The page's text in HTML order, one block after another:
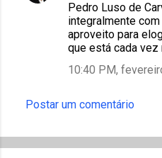
Pedro Luso de
integralmente
aproveito para
que está cada vez
10:40 PM,
Postar um comentário